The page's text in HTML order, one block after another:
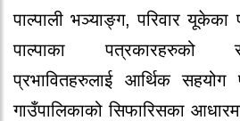
पाल्पाली भञ्याङ्ग, परिवार यूकेका
पाल्पाका पत्रकारहरुको
प्रभावितहरुलाई आर्थिक सहयोग
गाउँपालिकाको सिफारिसका